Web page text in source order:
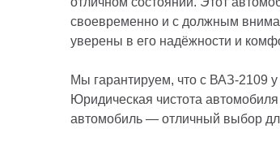
своевременно и с должным
уверены в его надёжности и
Мы гарантируем, что с ВАЗ-2109 у
Юридическая чистота
автомобиль — отличный выбор